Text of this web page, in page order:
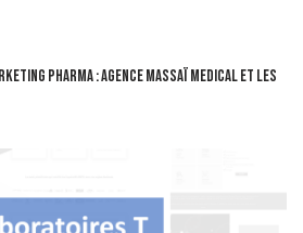
pharma : Agence Massaï Medical et les